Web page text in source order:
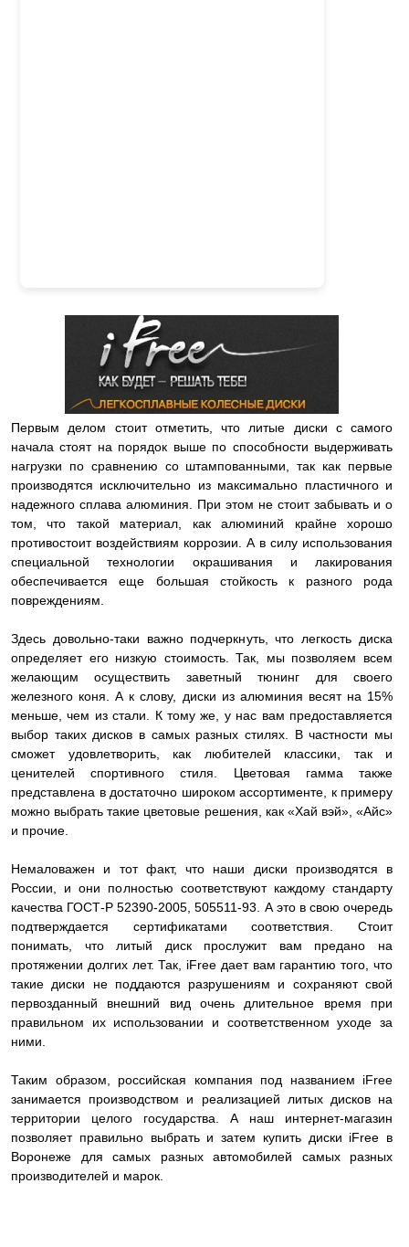
Первым делом стоит отметить, что литые диски с самого
начала стоят на порядок выше по способности выдерживать
нагрузки по сравнению со штампованными, так как первые
производятся исключительно из максимально пластичного и
надежного сплава алюминия. При этом не стоит забывать и о
том, что такой материал, как алюминий крайне хорошо
противостоит воздействиям коррозии. А в силу использования
специальной технологии окрашивания и лакирования
обеспечивается еще большая стойкость к разного рода
повреждениям.
Здесь довольно-таки важно подчеркнуть, что легкость диска
определяет его низкую стоимость. Так, мы позволяем всем
желающим осуществить заветный тюнинг для своего
железного коня. А к слову, диски из алюминия весят на 15%
меньше, чем из стали. К тому же, у нас вам предоставляется
выбор таких дисков в самых разных стилях. В частности мы
сможет удовлетворить, как любителей классики, так и
ценителей спортивного стиля. Цветовая гамма также
представлена в достаточно широком ассортименте, к примеру
можно выбрать такие цветовые решения, как «Хай вэй», «Айс»
и прочие.
Немаловажен и тот факт, что наши диски производятся в
России, и они полностью соответствуют каждому стандарту
качества ГОСТ-Р 52390-2005, 505511-93. А это в свою очередь
подтверждается сертификатами соответствия. Стоит
понимать, что литый диск прослужит вам предано на
протяжении долгих лет. Так, iFree дает вам гарантию того, что
такие диски не поддаются разрушениям и сохраняют свой
первозданный внешний вид очень длительное время при
правильном их использовании и соответственном уходе за
ними.
Таким образом, российская компания под названием iFree
занимается производством и реализацией литых дисков на
территории целого государства. А наш интернет-магазин
позволяет правильно выбрать и затем купить диски iFree в
Воронеже для самых разных автомобилей самых разных
производителей и марок.